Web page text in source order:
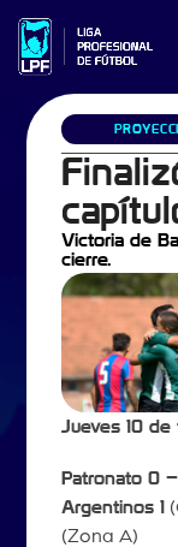
Victoria de
cierre.
Jueves 10 de
Patronato 0 –
Argentinos 1
(Zona A)